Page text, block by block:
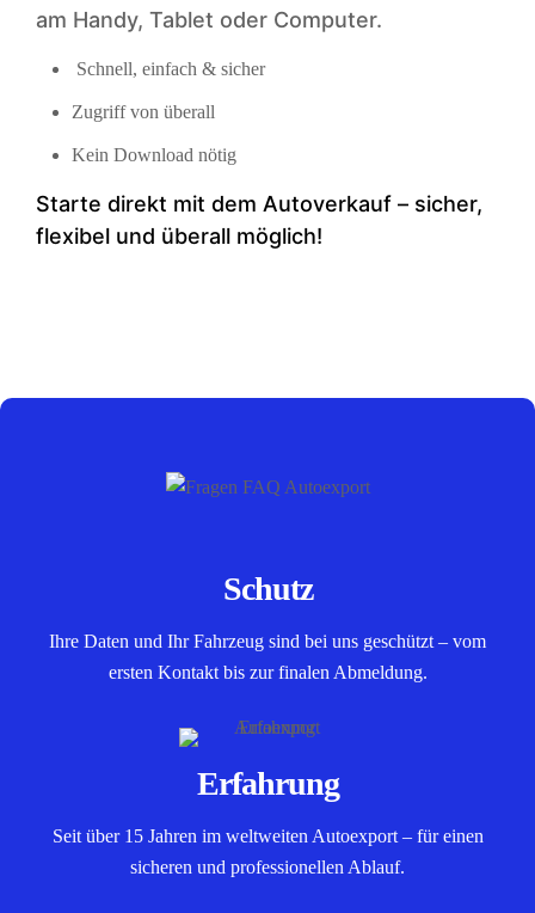
am Handy, Tablet oder Computer.
Schnell, einfach & sicher
Zugriff von überall
Kein Download nötig
Starte direkt mit dem Auto­verkauf – sicher,
flexibel und überall möglich!
Schutz
Ihre Daten und Ihr Fahrzeug sind bei uns geschützt – vom
ersten Kontakt bis zur finalen Abmeldung.
Erfahrung
Seit über 15 Jahren im weltweiten Autoexport – für einen
sicheren und professionellen Ablauf.